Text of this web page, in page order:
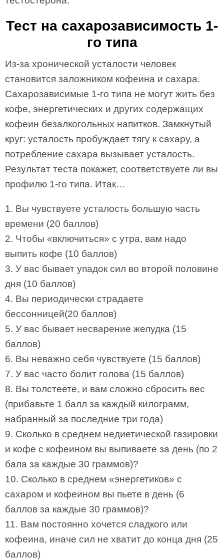
Тест на сахарозависимость 1-
го типа
Из-за хронической усталости человек
становится заложником кофеина и сахара.
Сахарозависимые 1-го типа не могут жить без
кофе, энергетических и других содержащих
кофеин безалкогольных напитков. Замкнутый
круг: усталость пробуждает тягу к сахару, а
потребление сахара вызывает усталость.
Результат теста покажет, соответствуете ли вы
профилю 1-го типа. Итак…
1. Вы чувствуете усталость большую часть
времени (20 баллов)
2. Чтобы «включиться» с утра, вам надо
выпить кофе (10 баллов)
3. У вас бывает упадок сил во второй половине
дня (10 баллов)
4. Вы периодически страдаете
бессонницей(20 баллов)
5. У вас бывает несварение желудка (15
баллов)
6. Вы неважно себя чувствуете (15 баллов)
7. У вас часто болит голова (15 баллов)
8. Вы толстеете, и вам сложно сбросить вес
(прибавьте 1 балл за каждый килограмм,
набранный за последние три года)
9. Сколько в среднем недиетической газировки
и кофе с кофеином вы выпиваете за день (по 2
бала за каждые 30 граммов)?
10. Сколько в среднем «энергетиков» с
сахаром и кофеином вы пьете в день (6
баллов за каждые 30 граммов)?
11. Вам постоянно хочется сладкого или
кофеина, иначе сил не хватит до конца дня (25
баллов)